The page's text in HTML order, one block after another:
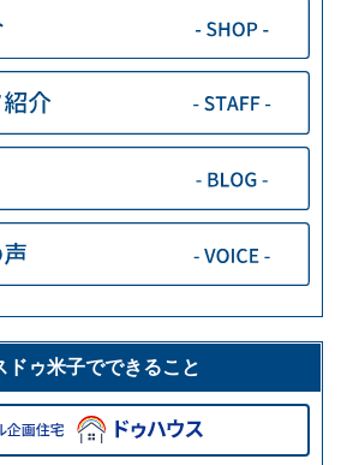
ドゥ米子でできること